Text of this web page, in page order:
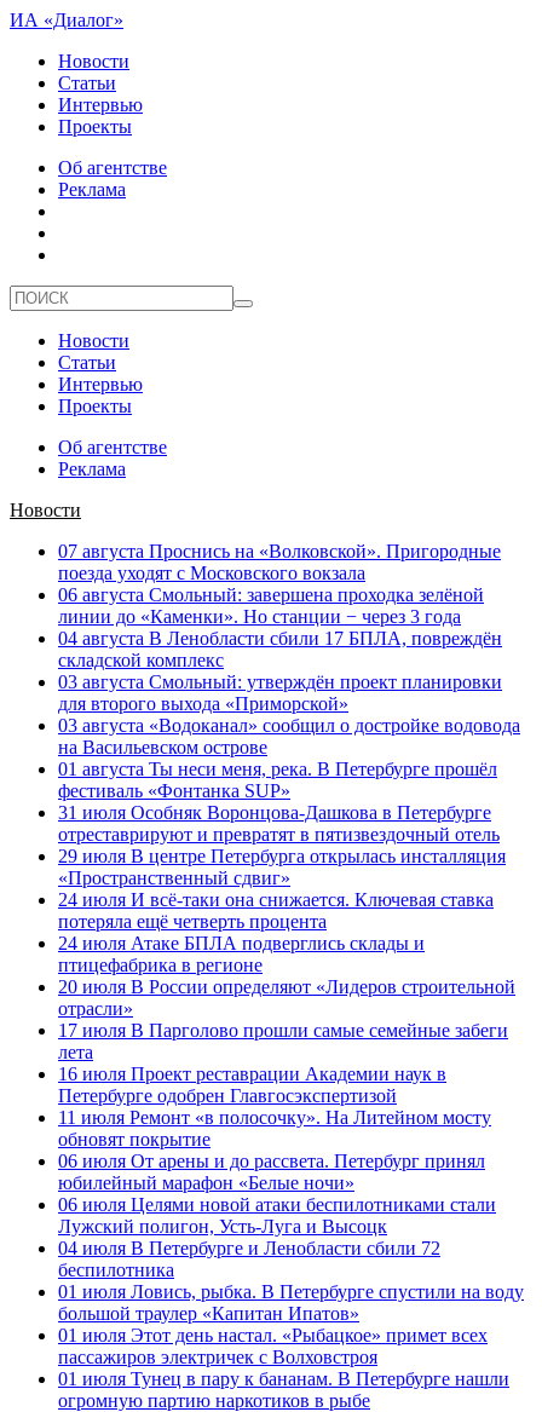
ИА «Диалог»
Новости
Статьи
Интервью
Проекты
Об агентстве
Реклама
Новости
Статьи
Интервью
Проекты
Об агентстве
Реклама
Новости
07 августа Проснись на «Волковской». Пригородные
поезда уходят с Московского вокзала
06 августа Смольный: завершена проходка зелёной
линии до «Каменки». Но станции − через 3 года
04 августа В Ленобласти сбили 17 БПЛА, повреждён
складской комплекс
03 августа Смольный: утверждён проект планировки
для второго выхода «Приморской»
03 августа «Водоканал» сообщил о достройке водовода
на Васильевском острове
01 августа Ты неси меня, река. В Петербурге прошёл
фестиваль «Фонтанка SUP»
31 июля Особняк Воронцова-Дашкова в Петербурге
отреставрируют и превратят в пятизвездочный отель
29 июля В центре Петербурга открылась инсталляция
«Пространственный сдвиг»
24 июля И всё-таки она снижается. Ключевая ставка
потеряла ещё четверть процента
24 июля Атаке БПЛА подверглись склады и
птицефабрика в регионе
20 июля В России определяют «Лидеров строительной
отрасли»
17 июля В Парголово прошли самые семейные забеги
лета
16 июля Проект реставрации Академии наук в
Петербурге одобрен Главгосэкспертизой
11 июля Ремонт «в полосочку». На Литейном мосту
обновят покрытие
06 июля От арены и до рассвета. Петербург принял
юбилейный марафон «Белые ночи»
06 июля Целями новой атаки беспилотниками стали
Лужский полигон, Усть-Луга и Высоцк
04 июля В Петербурге и Ленобласти сбили 72
беспилотника
01 июля Ловись, рыбка. В Петербурге спустили на воду
большой траулер «Капитан Ипатов»
01 июля Этот день настал. «Рыбацкое» примет всех
пассажиров электричек с Волховстроя
01 июля Тунец в пару к бананам. В Петербурге нашли
огромную партию наркотиков в рыбе